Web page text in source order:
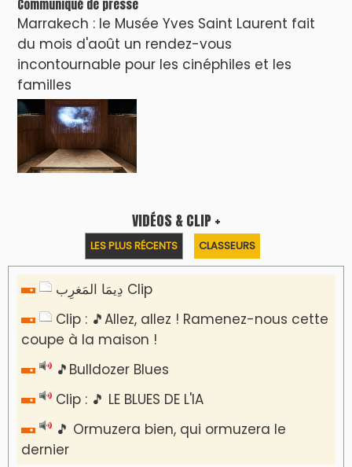
Communiqué de presse
Marrakech : le Musée Yves Saint Laurent fait
du mois d'août un rendez-vous
incontournable pour les cinéphiles et les
familles
VIDÉOS & CLIP +
LES PLUS RÉCENTS CLASSEURS
دِيمَا المَغرِب Clip
Clip : 🎵Allez, allez ! Ramenez-nous cette
coupe à la maison !
🎵Bulldozer Blues
Clip : 🎵 LE BLUES DE L'IA
🎵 Ormuzera bien, qui ormuzera le
dernier